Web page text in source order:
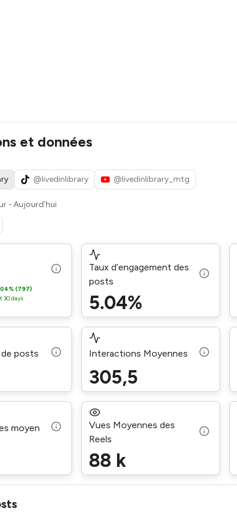
et données
@livedinlibrary @livedinlibrary_mtg
- Aujourd’hui
(797)
30 days
Taux d’engagement des
posts
5.04%
posts Interactions Moyennes
305,5
moyen
Vues Moyennes des
Reels
88 k